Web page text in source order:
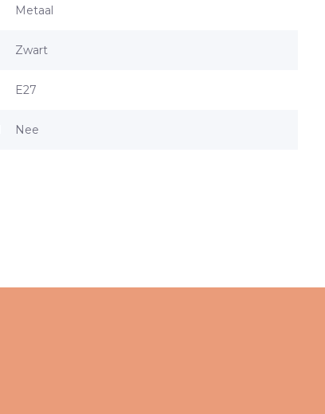
Metaal
Zwart
E27
Nee